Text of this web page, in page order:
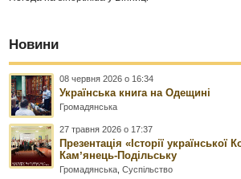
Новини
08 червня 2026 о 16:34
Українська книга на Одещині
Громадянська
27 травня 2026 о 17:37
Презентація «Історії української
Камʼянець-Подільську
Громадянська ,Суспільство